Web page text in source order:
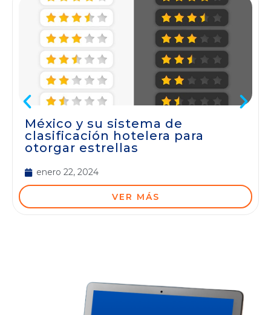
México y su sistema de
clasificación hotelera para
otorgar estrellas
enero 22, 2024
VER MÁS